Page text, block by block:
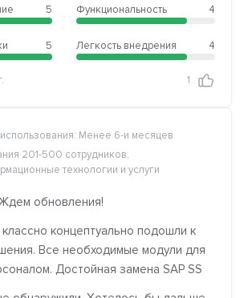
5
5
Функциональность 4
Легкость внедрения 4
1
Менее 6-и месяцев
201-500 сотрудников,
технологии и услуги
обновления!
концептуально подошли к
Все необходимые модули для
Достойная замена SAP SS